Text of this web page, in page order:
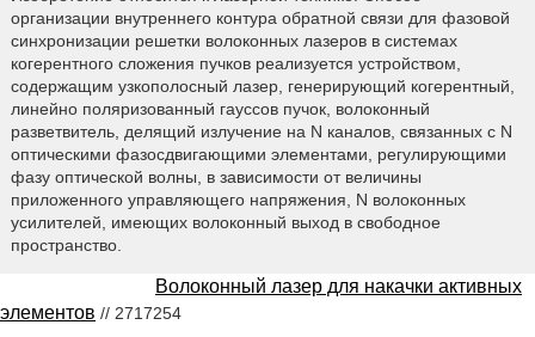
организации внутреннего контура обратной связи для фазовой
синхронизации решетки волоконных лазеров в системах
когерентного сложения пучков реализуется устройством,
содержащим узкополосный лазер, генерирующий когерентный,
линейно поляризованный гауссов пучок, волоконный
разветвитель, делящий излучение на N каналов, связанных с N
оптическими фазосдвигающими элементами, регулирующими
фазу оптической волны, в зависимости от величины
приложенного управляющего напряжения, N волоконных
усилителей, имеющих волоконный выход в свободное
пространство.
Волоконный лазер для накачки активных
элементов // 2717254